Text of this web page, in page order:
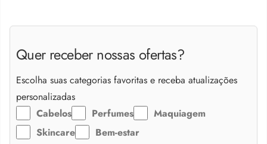
Quer receber nossas ofertas?
Escolha suas categorias favoritas e receba atualizações
personalizadas
Cabelos
Perfumes
Maquiagem
Skincare
Bem-estar